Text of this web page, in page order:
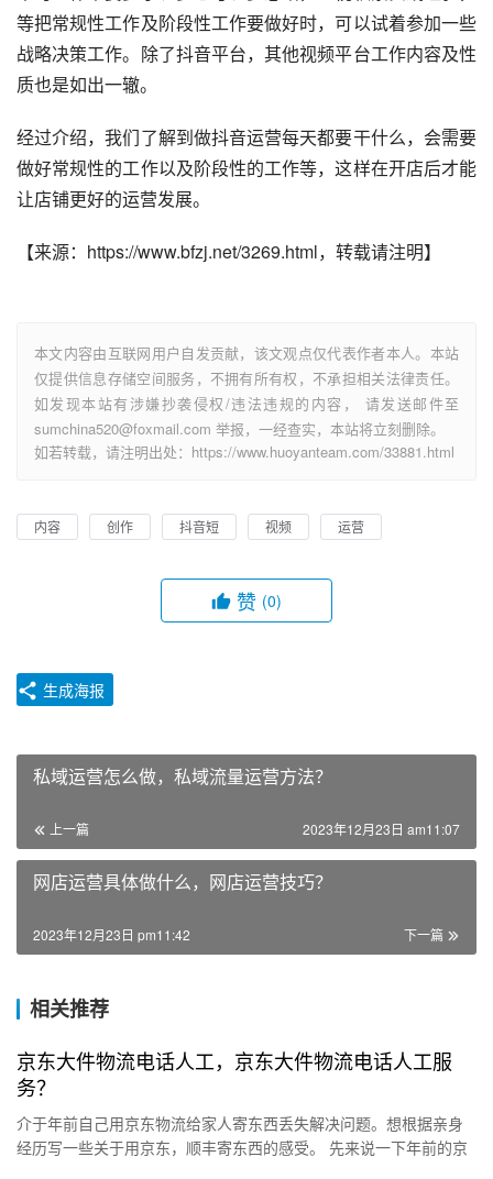
等把常规性工作及阶段性工作要做好时，可以试着参加一些
战略决策工作。除了抖音平台，其他视频平台工作内容及性
质也是如出一辙。
经过介绍，我们了解到做抖音运营每天都要干什么，会需要
做好常规性的工作以及阶段性的工作等，这样在开店后才能
让店铺更好的运营发展。
【来源：https://www.bfzj.net/3269.html，转载请注明】
本文内容由互联网用户自发贡献，该文观点仅代表作者本人。本站
仅提供信息存储空间服务，不拥有所有权，不承担相关法律责任。
如发现本站有涉嫌抄袭侵权/违法违规的内容， 请发送邮件至
sumchina520@foxmail.com 举报，一经查实，本站将立刻删除。
如若转载，请注明出处：https://www.huoyanteam.com/33881.html
内容 创作 抖音短 视频 运营
赞 (0)
生成海报
私域运营怎么做，私域流量运营方法？
上一篇 2023年12月23日 am11:07
网店运营具体做什么，网店运营技巧？
下一篇
2023年12月23日 pm11:42
相关推荐
京东大件物流电话人工，京东大件物流电话人工服
务？
介于年前自己用京东物流给家人寄东西丢失解决问题。想根据亲身
经历写一些关于用京东，顺丰寄东西的感受。 先来说一下年前的京